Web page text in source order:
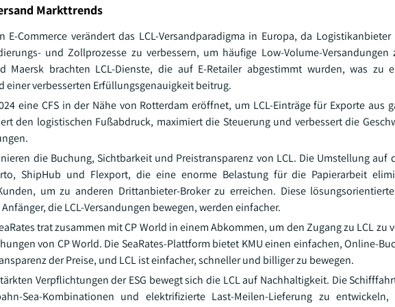
Markttrends
E-Commerce verändert das LCL-Versandparadigma in Europa, da
und Zollprozesse zu verbessern, um häufige Low-Volume-Versandungen
Maersk brachten LCL-Dienste, die auf E-Retailer abgestimmt wurden, was zu
einer verbesserten Erfüllungsgenauigkeit beitrug.
eine CFS in der Nähe von Rotterdam eröffnet, um LCL-Einträge für Exporte aus
den logistischen Fußabdruck, maximiert die Steuerung und verbessert die
die Buchung, Sichtbarkeit und Preistransparenz von LCL. Die Umstellung auf
ShipHub und Flexport, die eine enorme Belastung für die Papierarbeit
um zu anderen Drittanbieter-Broker zu erreichen. Diese
die LCL-Versandungen bewegen, werden einfacher.
trat zusammen mit CP World in einem Abkommen, um den Zugang zu LCL zu
von CP World. Die SeaRates-Plattform bietet KMU einen einfachen, Online-
der Preise, und LCL ist einfacher, schneller und billiger zu bewegen.
Verpflichtungen der ESG bewegt sich die LCL auf Nachhaltigkeit. Die
Sea-Kombinationen und elektrifizierte Last-Meilen-Lieferung zu